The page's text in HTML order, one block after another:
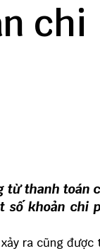
chi
từ thanh toán
số khoản chi
ra cũng được